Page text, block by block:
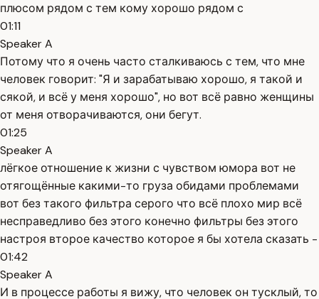
плюсом рядом с тем кому хорошо рядом с
01:11
Speaker A
Потому что я очень часто сталкиваюсь с тем, что мне
человек говорит: "Я и зарабатываю хорошо, я такой и
сякой, и всё у меня хорошо", но вот всё равно женщины
от меня отворачиваются, они бегут.
01:25
Speaker A
лёгкое отношение к жизни с чувством юмора вот не
отягощённые какими-то груза обидами проблемами
вот без такого фильтра серого что всё плохо мир всё
несправедливо без этого конечно фильтры без этого
настроя второе качество которое я бы хотела сказать -
01:42
Speaker A
И в процессе работы я вижу, что человек он тусклый, то